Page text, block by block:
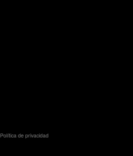
Política de privacidad